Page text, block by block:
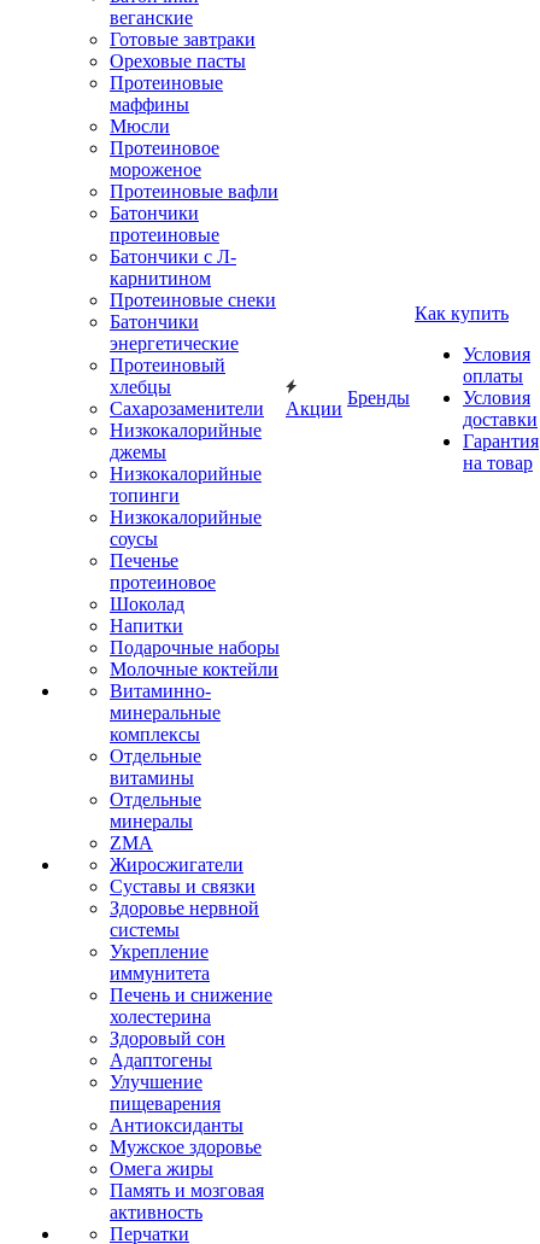
веганские
Готовые завтраки
Ореховые пасты
Протеиновые
маффины
Мюсли
Протеиновое
мороженое
Протеиновые вафли
Батончики
протеиновые
Батончики с Л-
карнитином
Протеиновые снеки
Батончики
энергетические
Протеиновый
хлебцы
Сахарозаменители
Низкокалорийные
джемы
Низкокалорийные
топинги
Низкокалорийные
соусы
Печенье
протеиновое
Шоколад
Напитки
Подарочные наборы
Молочные коктейли
Витаминно-
минеральные
комплексы
Отдельные
витамины
Отдельные
минералы
ZMA
Жиросжигатели
Суставы и связки
Здоровье нервной
системы
Укрепление
иммунитета
Печень и снижение
холестерина
Здоровый сон
Адаптогены
Улучшение
пищеварения
Антиоксиданты
Мужское здоровье
Омега жиры
Память и мозговая
активность
Перчатки
Акции
Бренды
Как купить
Условия
оплаты
Условия
доставки
Гарантия
на товар